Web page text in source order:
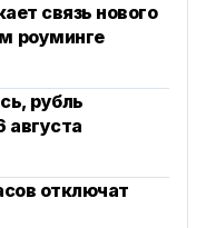
связь нового
роуминге
рубль
августа
отключат